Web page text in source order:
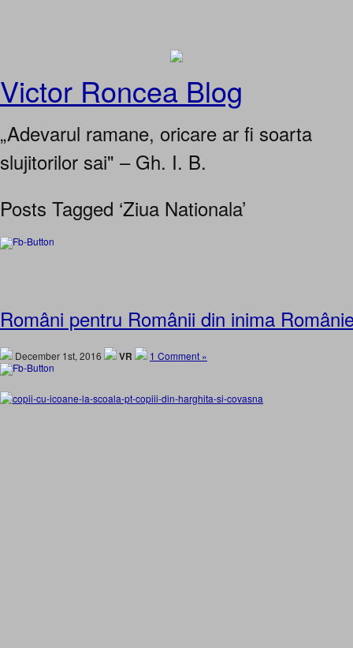
Victor Roncea Blog
„Adevarul ramane, oricare ar fi soarta
slujitorilor sai" – Gh. I. B.
Posts Tagged ‘Ziua Nationala’
Români pentru Românii din inima
December 1st, 2016 VR 1 Comment »